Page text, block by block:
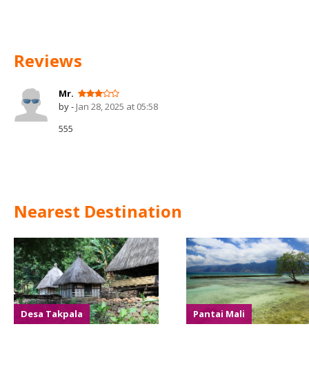
Reviews
Mr.
by - Jan 28, 2025 at 05:58
555
Nearest Destination
Desa Takpala Pantai Mali